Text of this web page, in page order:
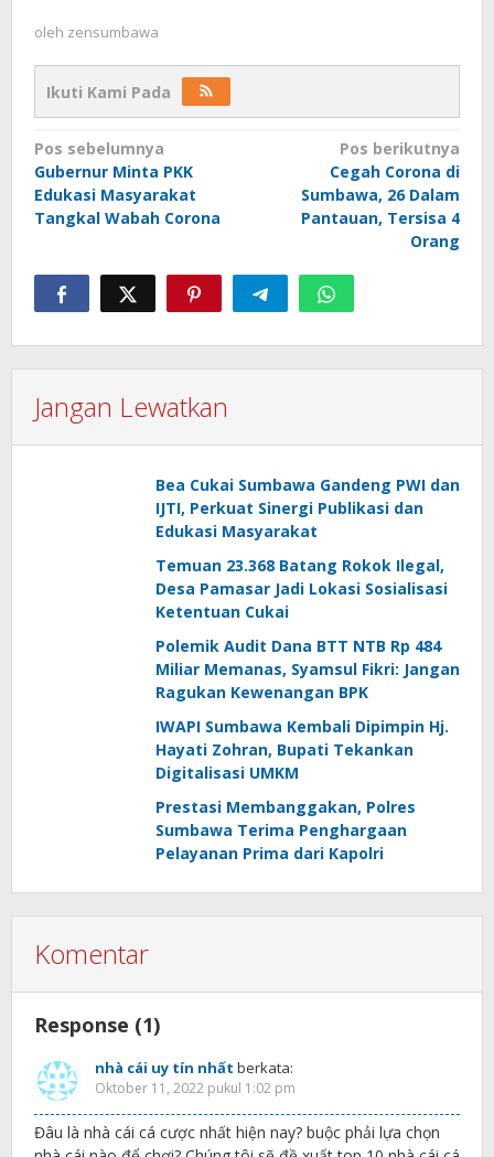
oleh zensumbawa
Ikuti Kami Pada
Navigasi
pos
Pos sebelumnya
Gubernur Minta PKK
Edukasi Masyarakat
Tangkal Wabah Corona
Pos berikutnya
Cegah Corona di
Sumbawa, 26 Dalam
Pantauan, Tersisa 4
Orang
Jangan Lewatkan
Bea Cukai Sumbawa Gandeng PWI dan
IJTI, Perkuat Sinergi Publikasi dan
Edukasi Masyarakat
Temuan 23.368 Batang Rokok Ilegal,
Desa Pamasar Jadi Lokasi Sosialisasi
Ketentuan Cukai
Polemik Audit Dana BTT NTB Rp 484
Miliar Memanas, Syamsul Fikri: Jangan
Ragukan Kewenangan BPK
IWAPI Sumbawa Kembali Dipimpin Hj.
Hayati Zohran, Bupati Tekankan
Digitalisasi UMKM
Prestasi Membanggakan, Polres
Sumbawa Terima Penghargaan
Pelayanan Prima dari Kapolri
Komentar
Response (1)
nhà cái uy tín nhất berkata:
Oktober 11, 2022 pukul 1:02 pm
Đâu là nhà cái cá cược nhất hiện nay? buộc phải lựa chọn